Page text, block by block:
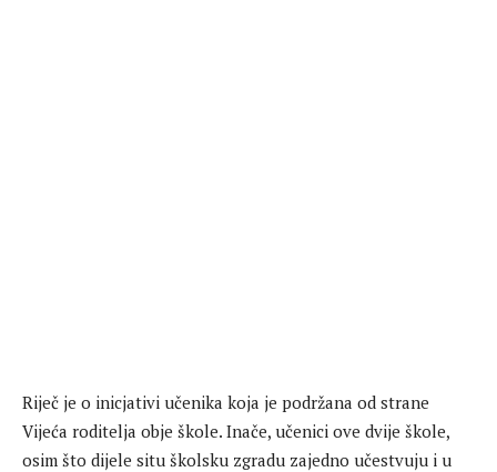
Riječ je o inicjativi učenika koja je podržana od strane
Vijeća roditelja obje škole. Inače, učenici ove dvije škole,
osim što dijele situ školsku zgradu zajedno učestvuju i u